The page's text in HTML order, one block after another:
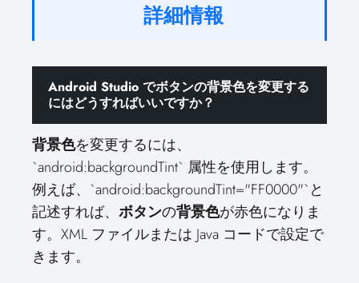
詳細情報
Android Studio でボタンの背景色を変更する
にはどうすればいいですか？
背景色を変更するには、
`android:backgroundTint` 属性を使用します。
例えば、`android:backgroundTint="FF0000"`と
記述すれば、 ボタンの背景色が赤色になりま
す。XML ファイルまたは Java コードで設定で
きます。